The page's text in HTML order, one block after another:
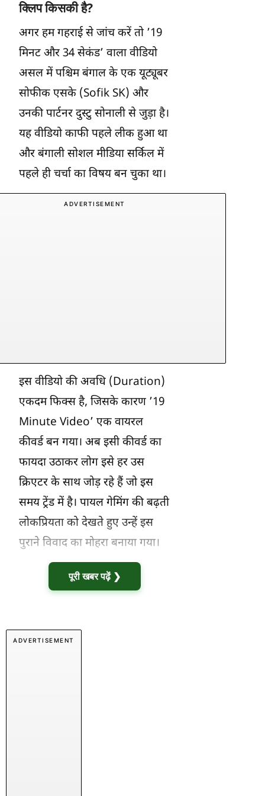
क्लिप किसकी है?
अगर हम गहराई से जांच करें तो ’19
मिनट और 34 सेकंड’ वाला वीडियो
असल में पश्चिम बंगाल के एक यूट्यूबर
सोफीक एसके (Sofik SK) और
उनकी पार्टनर दुस्टु सोनाली से जुड़ा है।
यह वीडियो काफी पहले लीक हुआ था
और बंगाली सोशल मीडिया सर्किल में
पहले ही चर्चा का विषय बन चुका था।
ADVERTISEMENT
इस वीडियो की अवधि (Duration)
एकदम फिक्स है, जिसके कारण ’19
Minute Video’ एक वायरल
कीवर्ड बन गया। अब इसी कीवर्ड का
फायदा उठाकर लोग इसे हर उस
क्रिएटर के साथ जोड़ रहे हैं जो इस
समय ट्रेंड में है। पायल गेमिंग की बढ़ती
लोकप्रियता को देखते हुए उन्हें इस
पुराने विवाद का मोहरा बनाया गया।
पूरी खबर पढ़ें ❯
ADVERTISEMENT